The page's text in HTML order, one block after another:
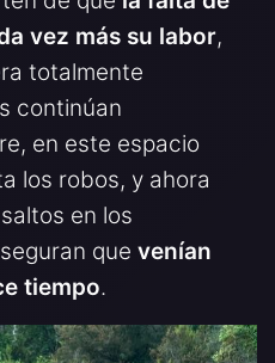
vez más su labor,
totalmente
continúan
en este espacio
los robos, y ahora
en los
que venían
tiempo.